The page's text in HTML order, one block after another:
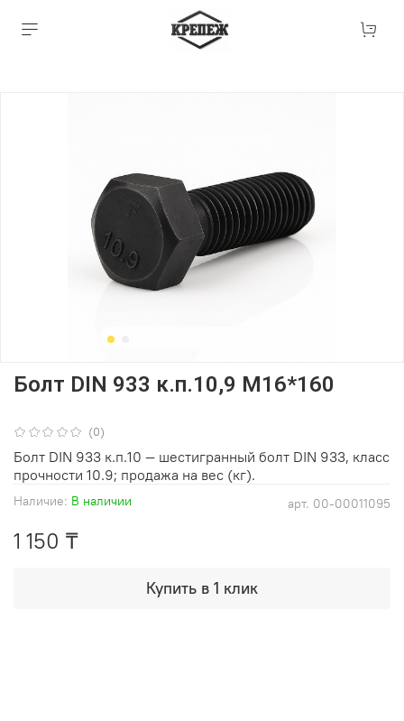
(0)
арт. 00-00011095
Наличие: В наличии
Болт DIN 933 к.п.10,9 М16*160
1 150 ₸
Купить в 1 клик
Болт DIN 933 к.п.10 — шестигранный болт DIN 933, класс
прочности 10.9; продажа на вес (кг).